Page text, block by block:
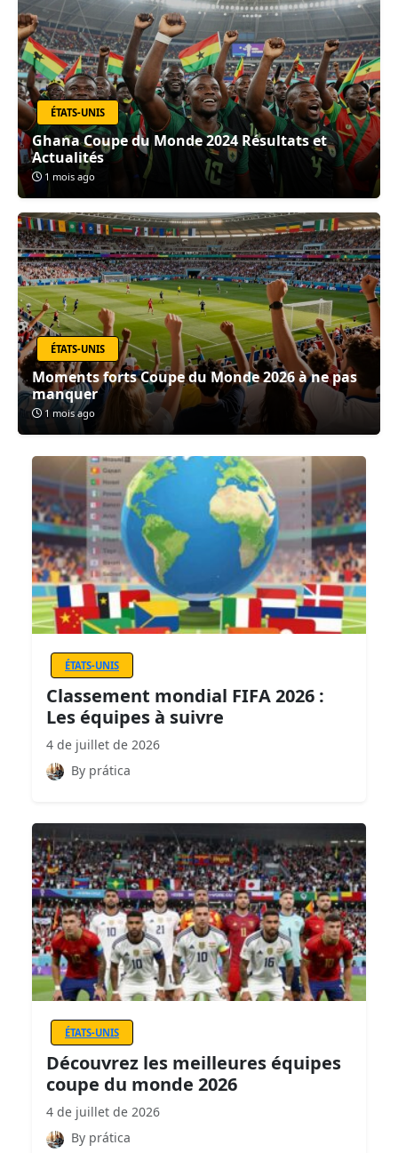
ÉTATS-UNIS
Ghana Coupe du Monde 2024 Résultats et
Actualités
1 mois ago
ÉTATS-UNIS
Moments forts Coupe du Monde 2026 à ne pas
manquer
1 mois ago
ÉTATS-UNIS
Classement mondial FIFA 2026 :
Les équipes à suivre
4 de juillet de 2026
By prática
ÉTATS-UNIS
Découvrez les meilleures équipes
coupe du monde 2026
4 de juillet de 2026
By prática